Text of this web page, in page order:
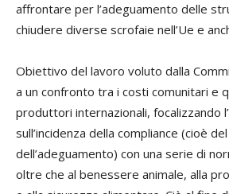
affrontare per l’adeguamento delle
chiudere diverse scrofaie nell’Ue e
Obiettivo del lavoro voluto dalla
a un confronto tra i costi comunitari e
produttori internazionali, focalizzando
sull’incidenza della compliance (cioè
dell’adeguamento) con una serie di
oltre che al benessere animale, alla